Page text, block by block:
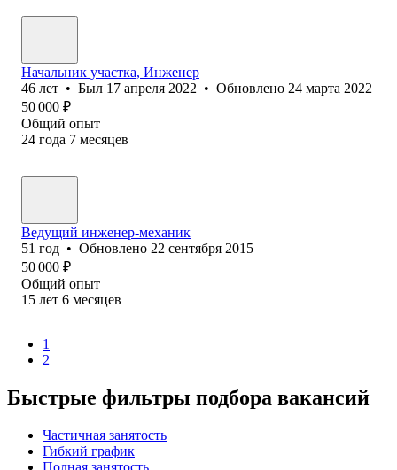
Начальник участка, Инженер
46 лет • Был 17 апреля 2022 • Обновлено 24 марта 2022
50 000 ₽
Общий опыт
24 года 7 месяцев
Ведущий инженер-механик
51 год • Обновлено 22 сентября 2015
50 000 ₽
Общий опыт
15 лет 6 месяцев
1
2
Быстрые фильтры подбора вакансий
Частичная занятость
Гибкий график
Полная занятость